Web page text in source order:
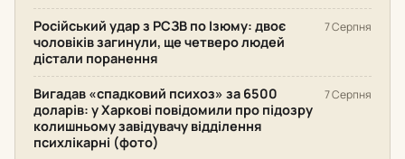
Російський удар з РСЗВ по Ізюму: двоє
чоловіків загинули, ще четверо людей
дістали поранення
7 Серпня
Вигадав «спадковий психоз» за 6500
доларів: у Харкові повідомили про підозру
колишньому завідувачу відділення
психлікарні (фото)
7 Серпня